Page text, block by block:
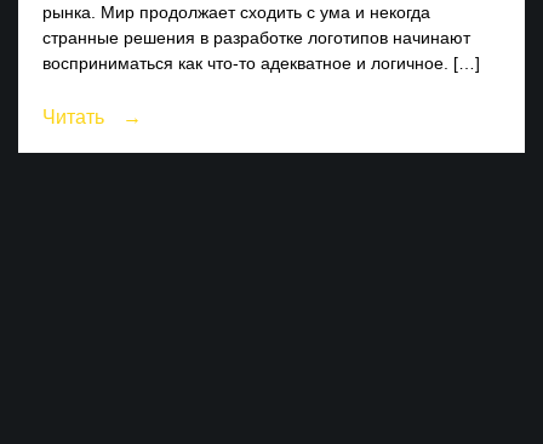
рынка. Мир продолжает сходить с ума и некогда
странные решения в разработке логотипов начинают
восприниматься как что-то адекватное и логичное. […]
Читать →